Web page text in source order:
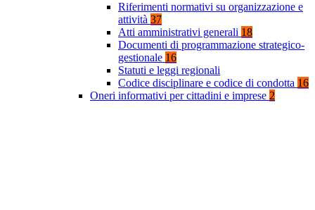
Riferimenti normativi su organizzazione e
attività 37
Atti amministrativi generali 18
Documenti di programmazione strategico-
gestionale 16
Statuti e leggi regionali
Codice disciplinare e codice di condotta 16
Oneri informativi per cittadini e imprese 2